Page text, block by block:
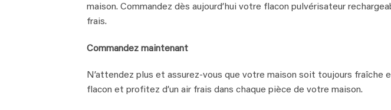
maison. Commandez dès aujourd’hui votre flacon pulvérisateur
frais.
Commandez maintenant
N’attendez plus et assurez-vous que votre maison soit toujours fraîche
flacon et profitez d’un air frais dans chaque pièce de votre maison.